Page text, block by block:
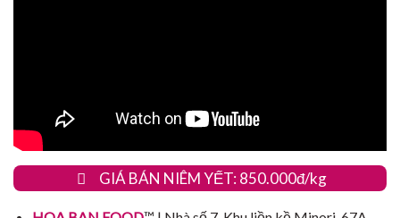
GIÁ BÁN NIÊM YẾT: 850.000đ/kg